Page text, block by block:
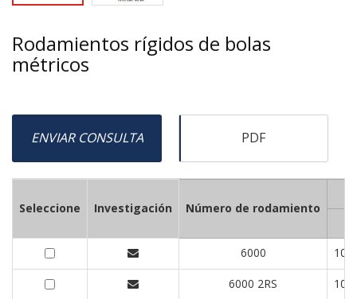
Rodamientos rígidos de bolas
métricos
ENVIAR CONSULTA PDF
Seleccione Investigación
Número de rodamiento
6000
6000 2RS